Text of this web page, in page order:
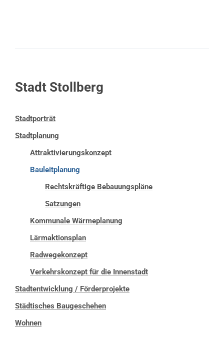
Stadt Stollberg
Stadtporträt
Stadtplanung
Attraktivierungskonzept
Bauleitplanung
Rechtskräftige Bebauungspläne
Satzungen
Kommunale Wärmeplanung
Lärmaktionsplan
Radwegekonzept
Verkehrskonzept für die Innenstadt
Stadtentwicklung / Förderprojekte
Städtisches Baugeschehen
Wohnen